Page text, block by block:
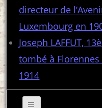
directeur de
Luxembourg en
Joseph LAFFUT,
tombé à
1914